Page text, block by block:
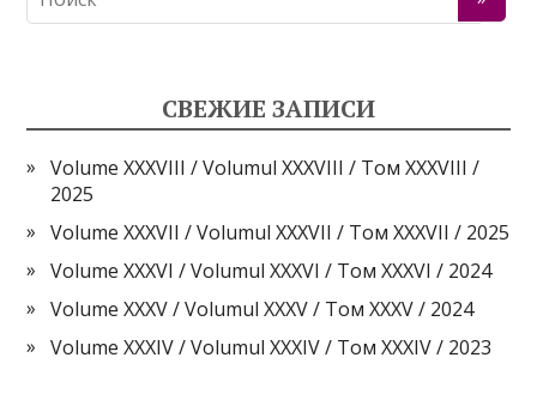
СВЕЖИЕ ЗАПИСИ
Volume XXXVIII / Volumul XXXVIII / Том XXXVIII /
2025
Volume XXXVII / Volumul XXXVII / Том XXXVII / 2025
Volume XXXVI / Volumul XXXVI / Том XXXVI / 2024
Volume XXXV / Volumul XXXV / Том XXXV / 2024
Volume XXXIV / Volumul XXXIV / Том XXXIV / 2023